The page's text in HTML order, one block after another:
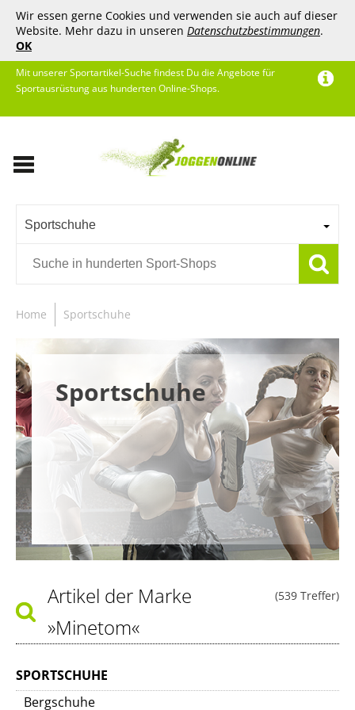
Wir essen gerne Cookies und verwenden sie auch auf dieser
Website. Mehr dazu in unseren Datenschutzbestimmungen.
OK
Mit unserer Sportartikel-Suche findest Du die Angebote für
Sportausrüstung aus hunderten Online-Shops.
Sportschuhe
Home Sportschuhe
Sportschuhe
(539 Treffer)
Artikel der Marke
»Minetom«
SPORTSCHUHE
Bergschuhe